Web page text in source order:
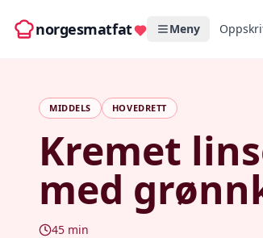
norgesmatfat Meny
MIDDELS HOVEDRETT
Kremet
med
45 min